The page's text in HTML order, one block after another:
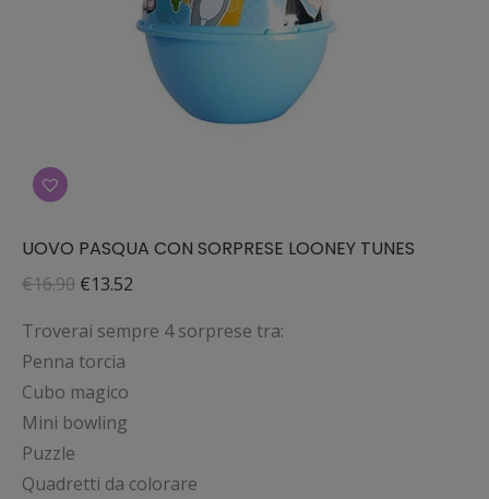
UOVO PASQUA CON SORPRESE LOONEY TUNES
€16.90 Il
originale
era:
€16.90.
€13.52
attuale
Troverai sempre 4 sorprese tra:
Penna torcia
Cubo magico
Mini bowling
Puzzle
Quadretti da colorare